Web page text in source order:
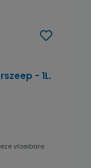
- 1L.
5 sterren
vloeibare